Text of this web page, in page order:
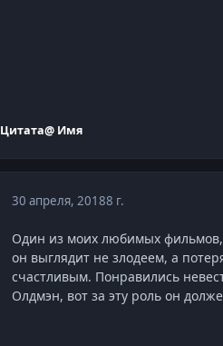
Цитата@ Имя
30 апреля, 20188 г.
Один из моих любимых фильмов,
он выглядит не злодеем, а
счастливым. Понравились
Олдмэн, вот за эту роль он